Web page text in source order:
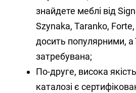
знайдете меблі від
Szynaka, Taranko, Forte,
досить популярними, а
затребувана;
По-друге, висока
каталозі є